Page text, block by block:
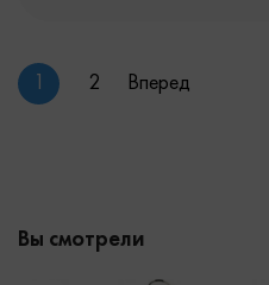
2 Вперед
Вы смотрели